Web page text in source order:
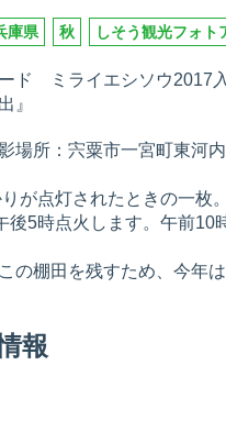
県 秋 しそう観光フォ
ド ミライエシソウ2017
』
所：宍粟市一宮町東河内
が点灯されたときの一枚。
5時点火します。午前10
の棚田を残すため、今年
報